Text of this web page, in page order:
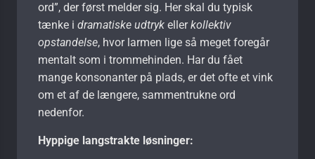
ord”, der først melder sig. Her skal du typisk
tænke i dramatiske udtryk ellerkollektiv
opstandelse, hvor larmen lige så meget foregår
mentalt som i trommehinden. Har du fået
mange konsonanter på plads, er det ofte et vink
om et af de længere, sammentrukne ord
nedenfor.
Hyppige langstrakte løsninger: